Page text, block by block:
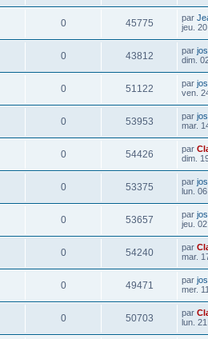
0 45775 par
jeu.
0 43812 par
dim.
0 51122 par
ven.
0 53953 par
mar.
0 54426 par
dim.
0 53375 par
lun.
0 53657 par
jeu.
0 54240 par
mar.
0 49471 par
mer.
0 50703 par
lun.